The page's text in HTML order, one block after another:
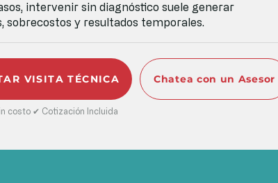
intervenir sin diagnóstico suele generar
sobrecostos y resultados temporales.
VISITA TÉCNICA Chatea con un Asesor
costo ✔ Cotización Incluida